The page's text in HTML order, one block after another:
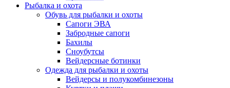
Рыбалка и охота
Обувь для рыбалки и охоты
Сапоги ЭВА
Забродные сапоги
Бахилы
Сноубутсы
Вейдерсные ботинки
Одежда для рыбалки и охоты
Вейдерсы и полукомбинезоны